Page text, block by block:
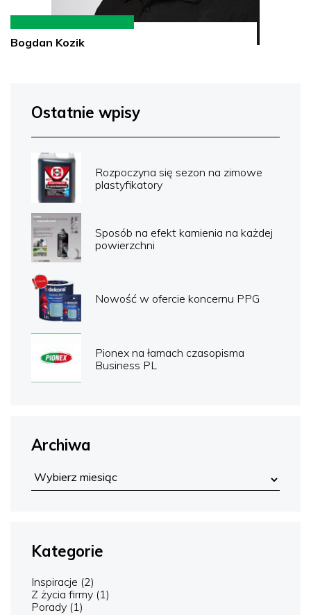
Bogdan Kozik
Ostatnie wpisy
Rozpoczyna się sezon na zimowe
plastyfikatory
Sposób na efekt kamienia na każdej
powierzchni
Nowość w ofercie koncernu PPG
Pionex na łamach czasopisma
Business PL
Archiwa
Kategorie
Inspiracje (2)
Z życia firmy (1)
Porady (1)